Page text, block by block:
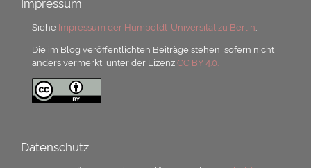
Impressum
Siehe Impressum der Humboldt-Universität zu Berlin.
Die im Blog veröffentlichten Beiträge stehen, sofern nicht
anders vermerkt, unter der LizenzCC BY 4.0.
Datenschutz